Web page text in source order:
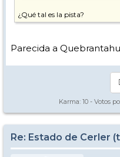
¿Qué tal es la pista?
Parecida a
Karma: 10 - Votos
Re: Estado de Cerler